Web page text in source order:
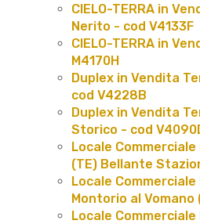
CIELO-TERRA in
Nerito - cod V4133F
CIELO-TERRA in
M4170H
Duplex in Vendita
cod V4228B
Duplex in Vendita
Storico - cod
Locale
(TE) Bellante
Locale
Montorio al Vomano
Locale